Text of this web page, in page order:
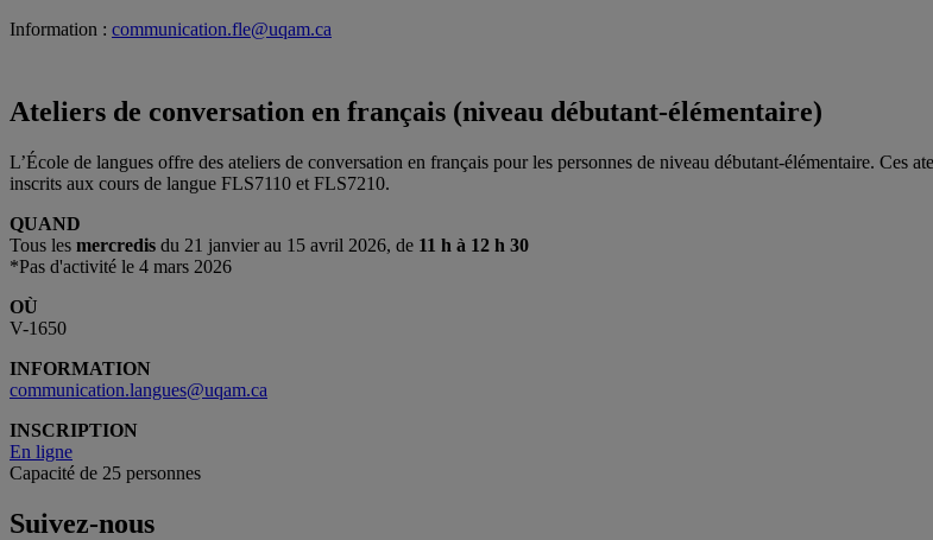
Information : communication.fle@uqam.ca
Ateliers de conversation en français (niveau débutant-élémentaire)
L’École de langues offre des ateliers de conversation en français pour les personnes de niveau débutant-élémentaire. Ces
inscrits aux cours de langue FLS7110 et FLS7210.
QUAND
Tous les mercredis du 21 janvier au 15 avril 2026, de 11 h à 12 h 30
*Pas d'activité le 4 mars 2026
OÙ
V-1650
INFORMATION
communication.langues@uqam.ca
INSCRIPTION
En ligne
Capacité de 25 personnes
Suivez-nous